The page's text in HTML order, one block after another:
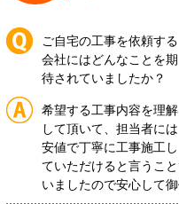
ご自宅の工事を依頼する
会社にはどんなことを期
待されていましたか？
希望する工事内容を理解
して頂いて、担当者には
安値で丁寧に工事施工し
ていただけると言うこ
いましたので安心して御